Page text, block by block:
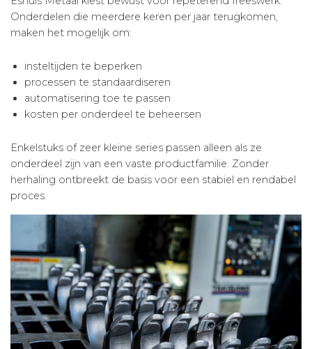
Onderdelen die meerdere keren per jaar terugkomen,
maken het mogelijk om:
insteltijden te beperken
processen te standaardiseren
automatisering toe te passen
kosten per onderdeel te beheersen
Enkelstuks of zeer kleine series passen alleen als ze
onderdeel zijn van een vaste productfamilie. Zonder
herhaling ontbreekt de basis voor een stabiel en rendabel
proces.